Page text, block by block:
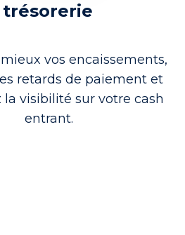
trésorerie
vos encaissements,
retards de paiement et
visibilité sur votre cash
entrant.